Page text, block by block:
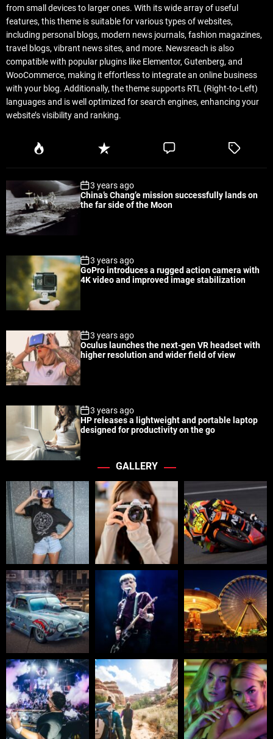
from small devices to larger ones. With its wide array of useful
features, this theme is suitable for various types of websites,
including personal blogs, modern news journals, fashion magazines,
travel blogs, vibrant news sites, and more. Newsreach is also
compatible with popular plugins like Elementor, Gutenberg, and
WooCommerce, making it effortless to integrate an online business
with your blog. Additionally, the theme supports RTL (Right-to-Left)
languages and is well optimized for search engines, enhancing your
website’s visibility and ranking.
P
l
a
r
R
e
n
C
e
T
e
3 years ago
China’s Chang’e mission successfully lands on
the far side of the Moon
3 years ago
GoPro introduces a rugged action camera with
4K video and improved image stabilization
3 years ago
Oculus launches the next-gen VR headset with
higher resolution and wider field of view
3 years ago
HP releases a lightweight and portable laptop
designed for productivity on the go
GALLERY